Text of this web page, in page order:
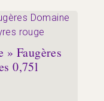
» Faugères
0,75l